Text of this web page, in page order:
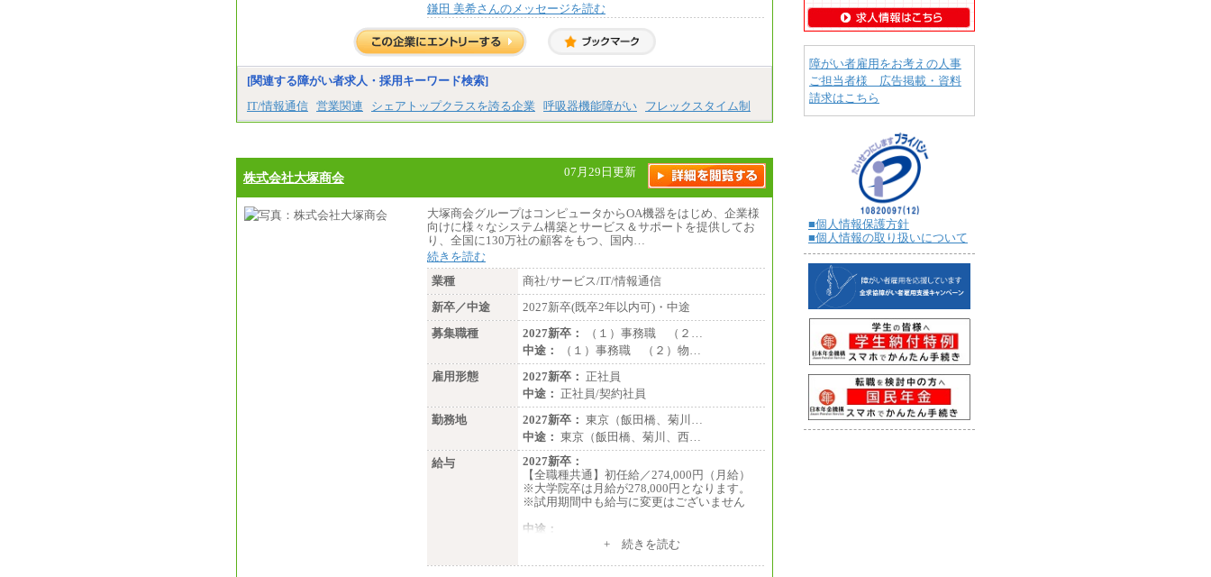
※営業職に支給するインセンティブは除く
※試用期間中も給与に変更はございません
中途：
基本月給／20万5000円以上(正社員・準社
※経験、能力を考慮の上、当社規定によ
り優遇いたします
鎌田 美希さんのメッセージを読む
[関連する障がい者求人・採用キーワード検索]
IT/情報通信 営業関連 シェアトップクラスを誇る企業 呼吸器機能障がい フレックスタイム制
株式会社大塚商会 07月29日更新
大塚商会グループはコンピュータからOA機器をはじめ、企業様
向けに様々なシステム構築とサービス＆サポートを提供してお
り、全国に130万社の顧客をもつ、国内…
続きを読む
業種
商社/サービス/IT/情報通信
新卒／中途
2027新卒(既卒2年以内可)・中途
募集職種
2027新卒：
（１）事務職 （２…
中途：
（１）事務職 （２）物…
雇用形態
2027新卒： 正社員
中途： 正社員/契約社員
勤務地
2027新卒： 東京（飯田橋、菊川…
中途： 東京（飯田橋、菊川、西…
給与
2027新卒：
【全職種共通】初任給／274,000円（月給）
※大学院卒は月給が278,000円となります。
※試用期間中も給与に変更はございません
中途：
（１）～（４）274,000円（月給）～
（５）235,000円（月給）～
※経験・年齢などを考慮のうえ、当社規程に
+ 続きを読む
障がい者雇用をお考えの人事
ご担当者様 広告掲載・資料
請求はこちら
■個人情報保護方針
■個人情報の取り扱いについて